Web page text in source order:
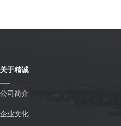
关于精诚
公司简介
企业文化